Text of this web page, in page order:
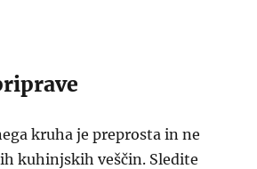
kruha je preprosta in ne
kuhinjskih veščin. Sledite